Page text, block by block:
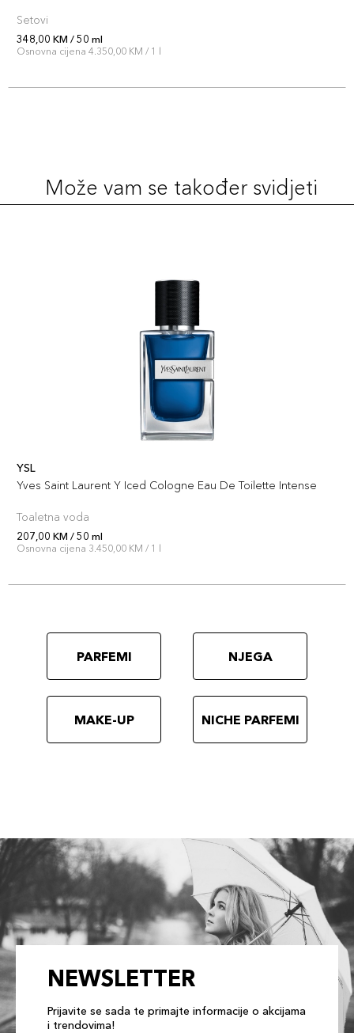
Setovi
348,00 KM / 50 ml
Osnovna cijena 4.350,00 KM / 1 l
Može vam se također svidjeti
YSL
Yves Saint Laurent Y Iced Cologne Eau De Toilette Intense
Toaletna voda
207,00 KM / 50 ml
Osnovna cijena 3.450,00 KM / 1 l
PARFEMI NJEGA
MAKE-UP NICHE PARFEMI
NEWSLETTER
Prijavite se sada te primajte informacije o akcijama
i trendovima!